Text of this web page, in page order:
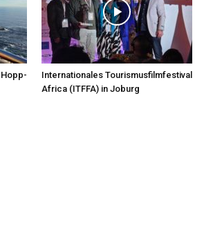
Internationales Tourismusfilmfestival
Africa (ITFFA) in Joburg